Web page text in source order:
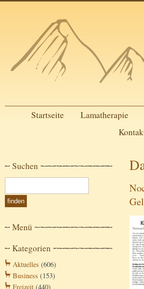
Startseite Lamatherapie
Suchen
Menü
Kategorien
Aktuelles (606)
Business (153)
Freizeit (440)